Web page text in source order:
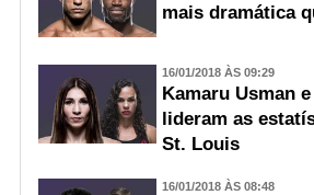
mais dramática
16/01/2018 ÀS 09:29
Kamaru Usman
lideram as
St. Louis
16/01/2018 ÀS 08:48